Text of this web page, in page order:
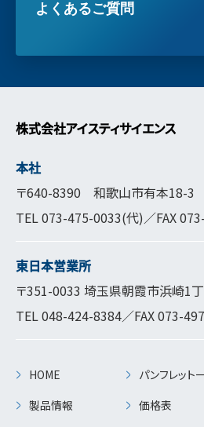
よくあるご質問
株式会社アイスティサイエンス
本社
〒640-8390 和歌山市有本18-3
TEL073-475-0033(代)／FAX
東日本営業所
〒351-0033 埼玉県朝霞市浜崎1
TEL048-424-8384／FAX 073-
HOME
製品情報
パンフレット
価格表